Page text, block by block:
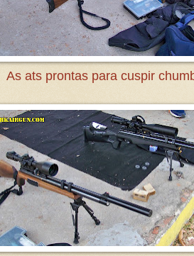
As ats prontas para cuspir